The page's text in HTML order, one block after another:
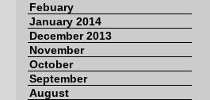
Febuary
January 2014
December 2013
November
October
September
August